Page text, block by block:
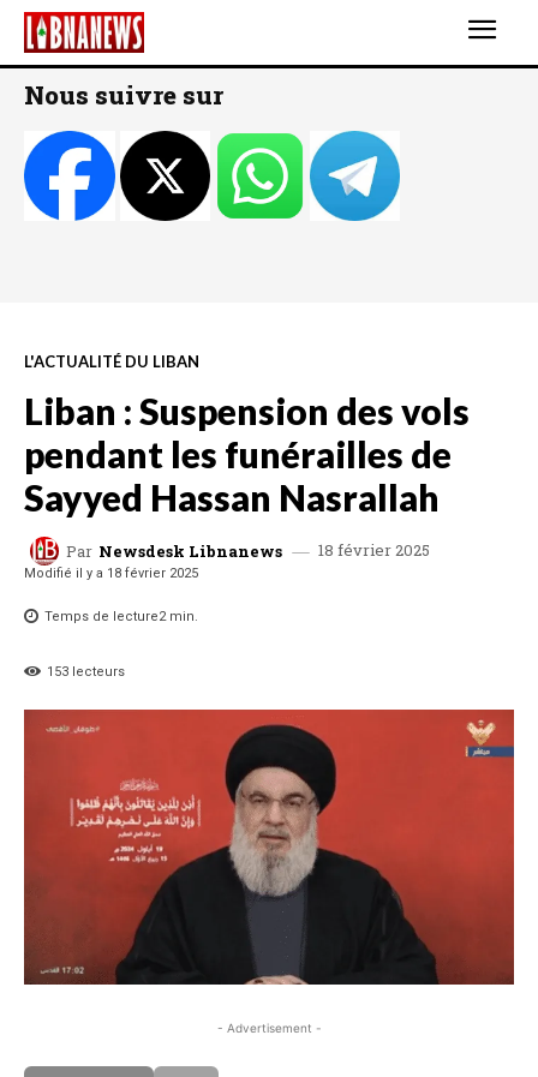
Nous suivre sur
L'ACTUALITÉ DU LIBAN
Liban : Suspension des vols
pendant les funérailles de
Sayyed Hassan Nasrallah
Par Newsdesk Libnanews 18 février 2025
Modifié il y a 18 février 2025
Temps de lecture2min.
153 lecteurs
- Advertisement -